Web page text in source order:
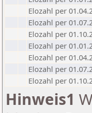
Elozahl per
Elozahl per
Elozahl per
Elozahl per
Elozahl per
Elozahl per
Elozahl per
Hinweis1